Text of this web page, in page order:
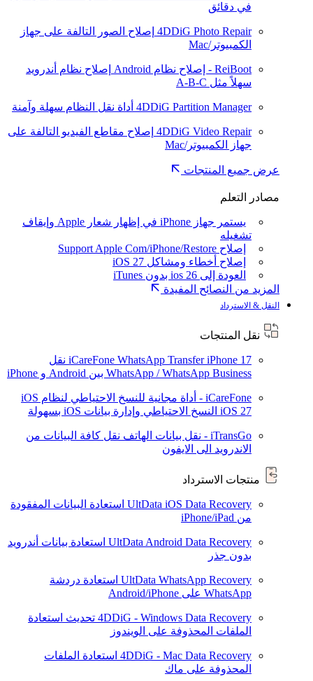
في دقائق
4DDiG Photo Repair إصلاح الصور التالفة على جهاز
الكمبيوتر/Mac
ReiBoot - إصلاح نظام Android
إصلاح نظام أندرويد
سهلاً مثل A-B-C
4DDiG Partition Manager أداة نقل النظام سهلة وآمنة
4DDiG Video Repair إصلاح مقاطع الفيديو التالفة على
جهاز الكمبيوتر/Mac
عرض جميع المنتجات
مصادر التعلم
يستمر جهاز iPhone في إظهار شعار Apple وإيقاف
تشغيله
إصلاح Support Apple Com/iPhone/Restore
إصلاح أخطاء ومشاكل iOS 27
العودة إلى ios 26 بدون iTunes
المزيد من النصائح المفيدة
النقل & الاسترداد
نقل المنتجات
iCareFone WhatsApp TransferiPhone 17
نقل
WhatsApp / WhatsApp Business بين Android و iPhone
iCareFone - أداة مجانية للنسخ الاحتياطي لنظام iOS
iOS 27 النسخ الاحتياطي وإدارة بيانات iOS بسهولة
iTransGo - نقل بيانات الهاتف
نقل كافة البيانات من
الاندرويد الى الايفون
منتجات الاسترداد
UltData iOS Data Recovery استعادة البيانات المفقودة
من iPhone/iPad
UltData Android Data Recovery استعادة بيانات أندرويد
بدون جذر
UltData WhatsApp Recovery استعادة دردشة
WhatsApp على Android/iPhone
4DDiG - Windows Data Recovery تحديث استعادة
الملفات المحذوفة على الويندوز
4DDiG - Mac Data Recovery استعادة الملفات
المحذوفة على ماك